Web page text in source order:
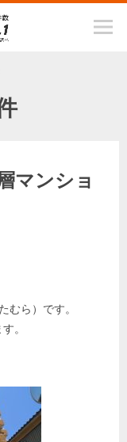
マンショ
ら）です。
。